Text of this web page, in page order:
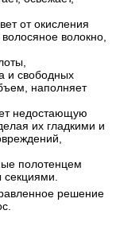
от окисления
волокно,
и свободных
наполняет
недостающую
их гладкими и
полотенцем
решение